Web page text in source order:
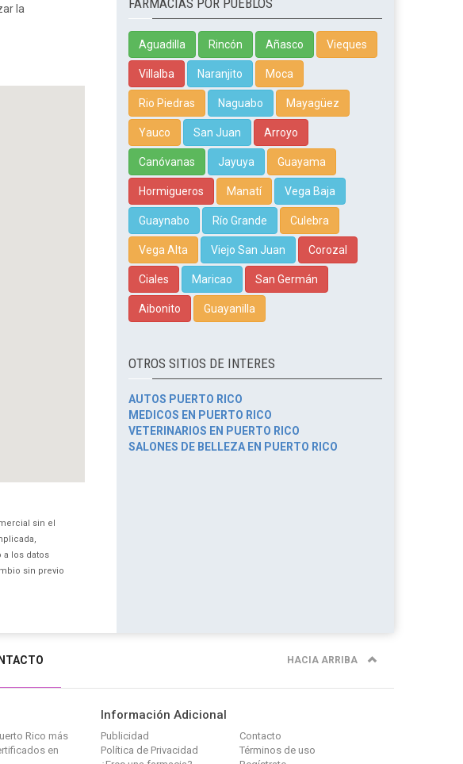
la
sin el
los datos
sin previo
FARMACIAS POR PUEBLOS
Aguadilla Rincón Añasco Vieques
Villalba Naranjito Moca
Rio Piedras Naguabo Mayagüez
Yauco San Juan Arroyo
Canóvanas Jayuya Guayama
Hormigueros Manatí Vega Baja
Guaynabo Río Grande Culebra
Vega Alta Viejo San Juan Corozal
Ciales Maricao San Germán
Aibonito Guayanilla
OTROS SITIOS DE INTERES
AUTOS PUERTO RICO
MEDICOS EN PUERTO RICO
VETERINARIOS EN PUERTO RICO
SALONES DE BELLEZA EN PUERTO RICO
HACIA ARRIBA
Rico más
en
Información Adicional
Publicidad
Contacto
Política de Privacidad
Términos de uso